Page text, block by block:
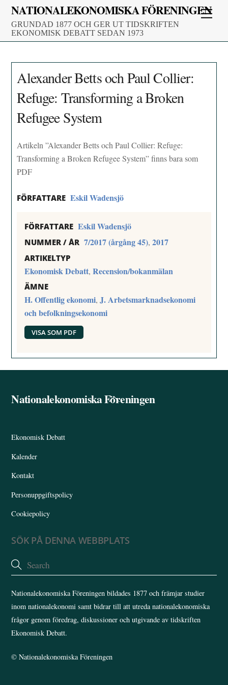
Skip
content
NATIONALEKONOMISKA FÖRENINGEN
GRUNDAD 1877 OCH GER UT TIDSKRIFTEN
EKONOMISK DEBATT SEDAN 1973
Alexander Betts och Paul Collier:
Refuge: Transforming a Broken
Refugee System
Artikeln ”Alexander Betts och Paul Collier: Refuge:
Transforming a Broken Refugee System” finns bara som
PDF
FÖRFATTARE Eskil Wadensjö
FÖRFATTARE Eskil Wadensjö
NUMMER / ÅR 7/2017 (årgång 45),2017
ARTIKELTYP
Ekonomisk Debatt,Recension/bokanmälan
ÄMNE
H. Offentlig ekonomi,J. Arbetsmarknadsekonomi
och befolkningsekonomi
VISA SOM PDF
Back
Nationalekonomiska Föreningen
Ekonomisk Debatt
Kalender
Kontakt
Personuppgiftspolicy
Cookiepolicy
SÖK PÅ DENNA WEBBPLATS
Nationalekonomiska Föreningen bildades 1877 och främjar studier
inom nationalekonomi samt bidrar till att utreda nationalekonomiska
frågor genom föredrag, diskussioner och utgivande av tidskriften
Ekonomisk Debatt.
©Nationalekonomiska Föreningen